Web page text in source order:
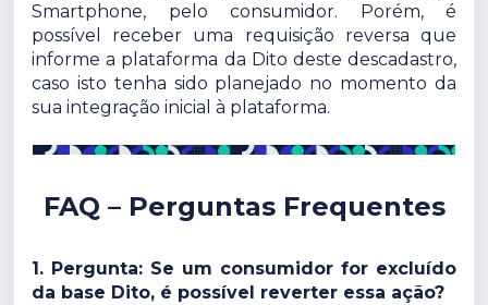
Smartphone, pelo consumidor. Porém, é
possível receber uma requisição reversa que
informe a plataforma da Dito deste descadastro,
caso isto tenha sido planejado no momento da
sua integração inicial à plataforma.
FAQ – Perguntas Frequentes
1. Pergunta: Se um consumidor for excluído
da base Dito, é possível reverter essa ação?